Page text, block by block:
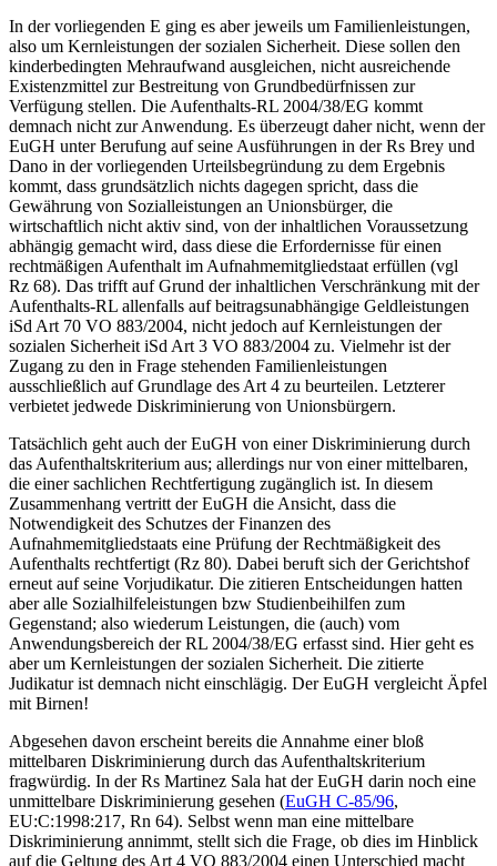
In der vorliegenden E ging es aber jeweils um Familienleistungen,
also um Kernleistungen der sozialen Sicherheit. Diese sollen den
kinderbedingten Mehraufwand ausgleichen, nicht ausreichende
Existenzmittel zur Bestreitung von Grundbedürfnissen zur
Verfügung stellen. Die Aufenthalts-RL 2004/38/EG kommt
demnach nicht zur Anwendung. Es überzeugt daher nicht, wenn der
EuGH unter Berufung auf seine Ausführungen in der Rs Brey und
Dano in der vorliegenden Urteilsbegründung zu dem Ergebnis
kommt, dass grundsätzlich nichts dagegen spricht, dass die
Gewährung von Sozialleistungen an Unionsbürger, die
wirtschaftlich nicht aktiv sind, von der inhaltlichen Voraussetzung
abhängig gemacht wird, dass diese die Erfordernisse für einen
rechtmäßigen Aufenthalt im Aufnahmemitgliedstaat erfüllen (vgl
Rz 68). Das trifft auf Grund der inhaltlichen Verschränkung mit der
Aufenthalts-RL allenfalls auf beitragsunabhängige Geldleistungen
iSd Art 70 VO 883/2004, nicht jedoch auf Kernleistungen der
sozialen Sicherheit iSd Art 3 VO 883/2004 zu. Vielmehr ist der
Zugang zu den in Frage stehenden Familienleistungen
ausschließlich auf Grundlage des Art 4 zu beurteilen. Letzterer
verbietet jedwede Diskriminierung von Unionsbürgern.
Tatsächlich geht auch der EuGH von einer Diskriminierung durch
das Aufenthaltskriterium aus; allerdings nur von einer mittelbaren,
die einersachlichen Rechtfertigung zugänglich ist. In diesem
Zusammenhang vertritt der EuGH die Ansicht, dass die
Notwendigkeit des Schutzes der Finanzen des
Aufnahmemitgliedstaats eine Prüfung der Rechtmäßigkeit des
Aufenthalts rechtfertigt (Rz 80). Dabei beruft sich der Gerichtshof
erneut auf seine Vorjudikatur. Die zitieren Entscheidungen hatten
aber alle Sozialhilfeleistungen bzw Studienbeihilfen zum
Gegenstand; also wiederum Leistungen, die (auch) vom
Anwendungsbereich der RL 2004/38/EG erfasst sind. Hier geht es
aber um Kernleistungen der sozialen Sicherheit. Die zitierte
Judikatur ist demnach nicht einschlägig. Der EuGH vergleicht Äpfel
mit Birnen!
Abgesehen davon erscheint bereits die Annahme einer bloß
mittelbaren Diskriminierung durch das Aufenthaltskriterium
fragwürdig. In der Rs Martinez Sala hat der EuGH darin noch eine
unmittelbare Diskriminierung gesehen (EuGH C-85/96,
EU:C:1998:217, Rn 64). Selbst wenn man eine mittelbare
Diskriminierung annimmt, stellt sich die Frage, ob dies im Hinblick
auf die Geltung des Art 4 VO 883/2004 einen Unterschied macht